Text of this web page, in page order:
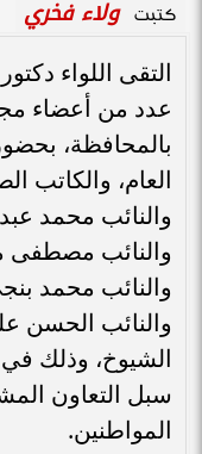
كتبت ولاء فخري
التقى اللواء
عدد من أعضاء
بالمحافظة،
العام، والكاتب
والنائب محمد
والنائب مصطفى
والنائب محمد
والنائب
الشيوخ، وذلك في
سبل التعاون
المواطنين.